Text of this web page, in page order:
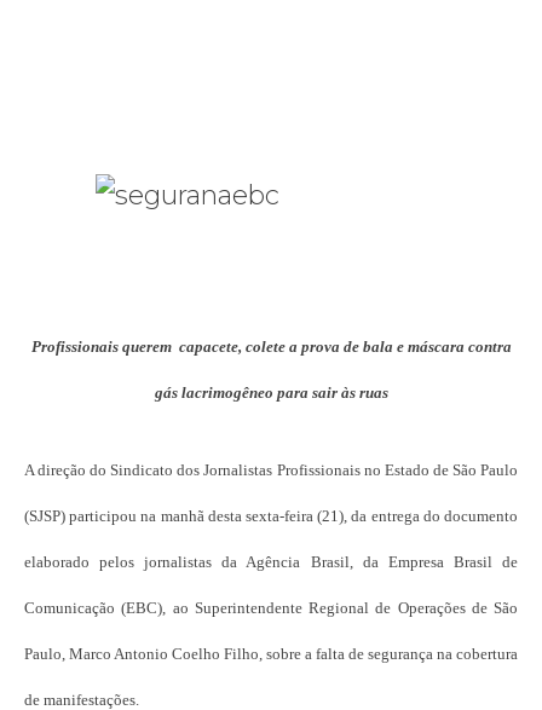
Profissionais querem capacete, colete a prova de bala e máscara contra
gás lacrimogêneo para sair às ruas
A direção do Sindicato dos Jornalistas Profissionais no Estado de São Paulo
(SJSP) participou na manhã desta sexta-feira (21), da entrega do documento
elaborado pelos jornalistas da Agência Brasil, da Empresa Brasil de
Comunicação (EBC), ao Superintendente Regional de Operações de São
Paulo, Marco Antonio Coelho Filho, sobre a falta de segurança na cobertura
de manifestações.